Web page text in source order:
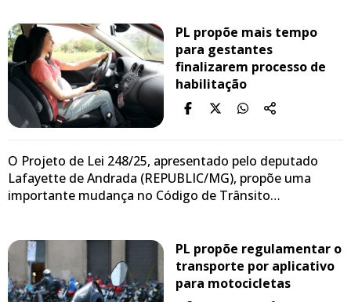
PL propõe mais tempo
para gestantes
finalizarem processo de
habilitação
O Projeto de Lei 248/25, apresentado pelo deputado
Lafayette de Andrada (REPUBLIC/MG), propõe uma
importante mudança no Código de Trânsito…
PL propõe regulamentar o
transporte por aplicativo
para motocicletas